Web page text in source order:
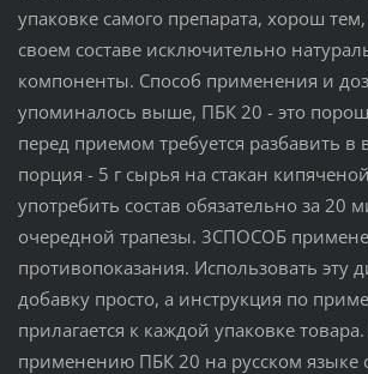
упаковке самого препарата, хорош
своем составе исключительно
компоненты. Способ применения и
упоминалось выше, ПБК 20 - это
перед приемом требуется разбавить в
порция - 5 г сырья на стакан
употребить состав обязательно за 20
очередной трапезы. 3СПОСОБ
противопоказания. Использовать эту
добавку просто, а инструкция по
прилагается к каждой упаковке
применению ПБК 20 на русском языке